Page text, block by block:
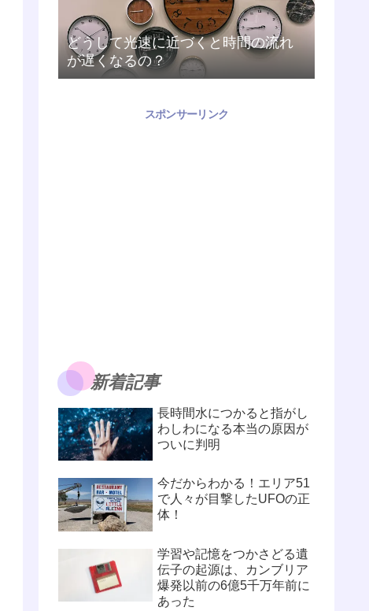
どうして光速に近づくと時間の流れ
が遅くなるの？
スポンサーリンク
新着記事
長時間水につかると指がし
わしわになる本当の原因が
ついに判明
今だからわかる！エリア51
で人々が目撃したUFOの正
体！
学習や記憶をつかさどる遺
伝子の起源は、カンブリア
爆発以前の6億5千万年前に
あった